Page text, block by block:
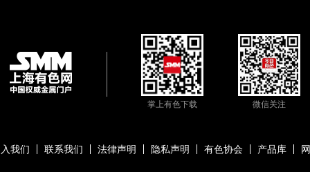
掌上有色下载 微信关注
我们 联系我们 法律声明 隐私声明 有色协会 产品库